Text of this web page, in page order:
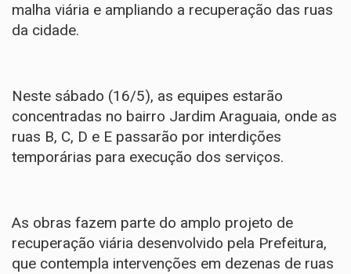
malha viária e ampliando a recuperação das ruas
da cidade.
Neste sábado (16/5), as equipes estarão
concentradas no bairro Jardim Araguaia, onde as
ruas B, C, D e E passarão por interdições
temporárias para execução dos serviços.
As obras fazem parte do amplo projeto de
recuperação viária desenvolvido pela Prefeitura,
que contempla intervenções em dezenas de ruas